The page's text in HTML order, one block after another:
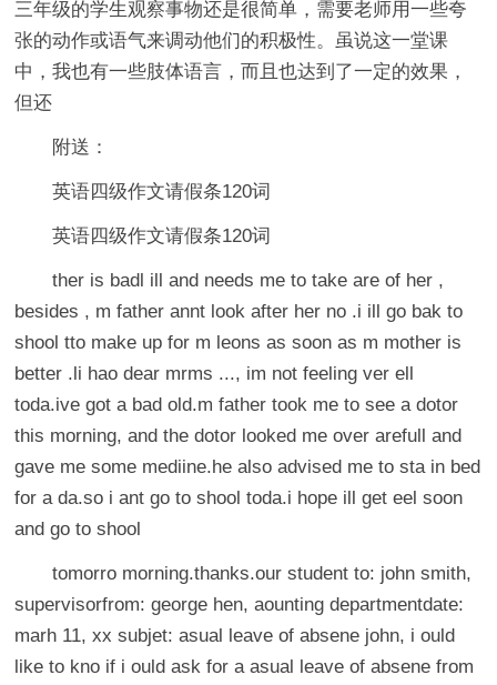
三年级的学生观察事物还是很简单，需要老师用一些夸
张的动作或语气来调动他们的积极性。虽说这一堂课
中，我也有一些肢体语言，而且也达到了一定的效果，
但还
附送：
英语四级作文请假条120词
英语四级作文请假条120词
ther is badl ill and needs me to take are of her ,
besides , m father annt look after her no .i ill go bak to
shool tto make up for m leons as soon as m mother is
better .li hao dear mrms ..., im not feeling ver ell
toda.ive got a bad old.m father took me to see a dotor
this morning, and the dotor looked me over arefull and
gave me some mediine.he also advised me to sta in bed
for a da.so i ant go to shool toda.i hope ill get eel soon
and go to shool
tomorro morning.thanks.our student to: john smith,
supervisorfrom: george hen, aounting departmentdate:
marh 11, xx subjet: asual leave of absene john, i ould
like to kno if i ould ask for a asual leave of absene from